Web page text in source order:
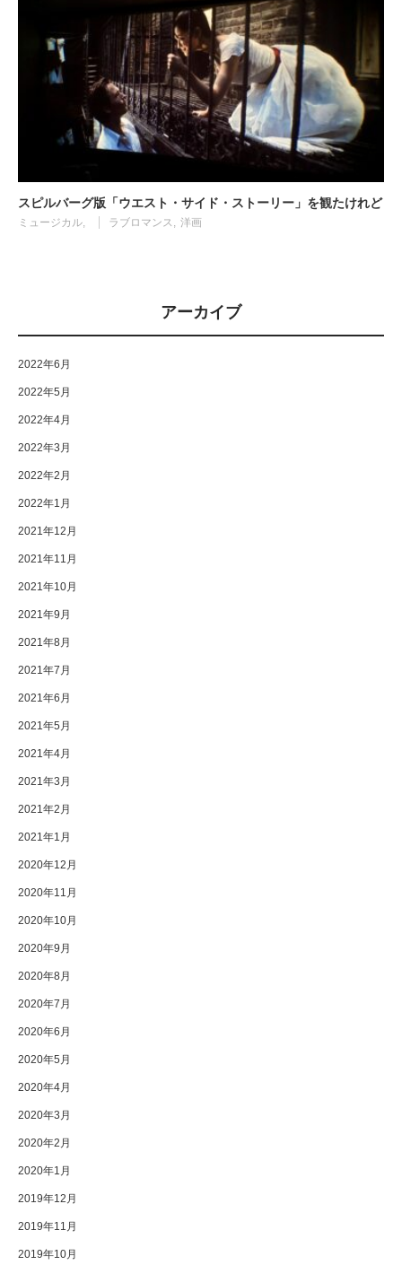
スピルバーグ版「ウエスト・サイド・ストーリー」を観たけれど
ミュージカル ラブロマンス 洋画
アーカイブ
2022年6月
2022年5月
2022年4月
2022年3月
2022年2月
2022年1月
2021年12月
2021年11月
2021年10月
2021年9月
2021年8月
2021年7月
2021年6月
2021年5月
2021年4月
2021年3月
2021年2月
2021年1月
2020年12月
2020年11月
2020年10月
2020年9月
2020年8月
2020年7月
2020年6月
2020年5月
2020年4月
2020年3月
2020年2月
2020年1月
2019年12月
2019年11月
2019年10月